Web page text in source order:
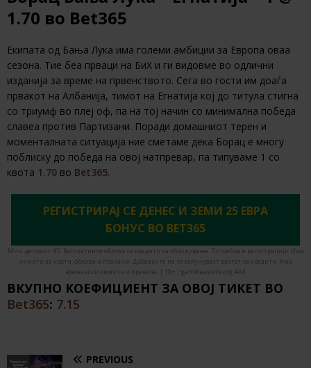
1.70 во Bet365
Екипата од Бања Лука има големи амбиции за Европа оваа
сезона. Тие беа прваци на БиХ и ги видовме во одлични
изданија за време на првенството. Сега во гости им доаѓа
првакот на Албанија, тимот на Егнатија кој до титула стигна
со триумф во плеј оф, па на тој начин со минимална победа
славеа против Партизани. Поради домашниот терен и
моменталната ситуација ние сметаме дека Борац е многу
поблиску до победа на овој натпревар, па типуваме 1 со
квота 1.70 во Bet365.
РЕГИСТРИРАЈ СЕ ДЕНЕС И ЗЕМИ 25 ЕВРА
БОНУС ВО BET365
Мин. депозит: €5. Бесплатните облози се кредити за обложување. Потребна е регистрација. Има
лимити за квоти, облози и плаќање. Добивките не го вклучуваат влогот од кредити. Има
временски лимити и правила. | 18+ | gambleaware.org #Ad
ВКУПНО КОЕФИЦИЕНТ ЗА ОВОЈ ТИКЕТ ВО
Bet365: 7.15
PREVIOUS